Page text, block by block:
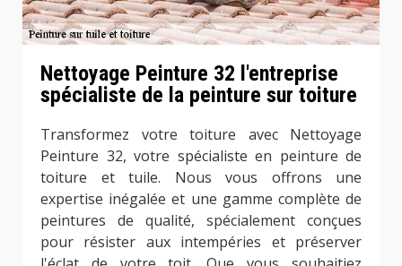
Nettoyage Peinture 32 l'entreprise
spécialiste de la peinture sur toiture
Transformez votre toiture avec Nettoyage
Peinture 32, votre spécialiste en peinture de
toiture et tuile. Nous vous offrons une
expertise inégalée et une gamme complète de
peintures de qualité, spécialement conçues
pour résister aux intempéries et préserver